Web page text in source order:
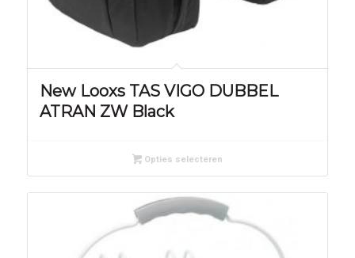
New Looxs TAS VIGO DUBBEL
ATRAN ZW Black
Opties selecteren